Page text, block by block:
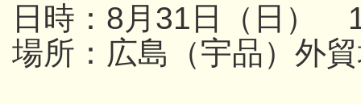
日時：8月31日（日）
場所：広島（宇品）外